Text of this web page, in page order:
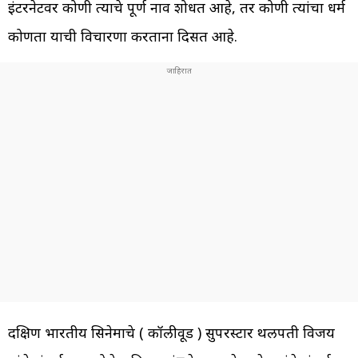
इंटरनेटवर कोणी त्याचे पूर्ण नाव शोधत आहे, तर कोणी त्यांचा धर्म
कोणता याची विचारणा करताना दिसत आहे.
दक्षिण भारतीय सिनेमाचे ( कॉलीवूड ) सुपरस्टार थलपती विजय